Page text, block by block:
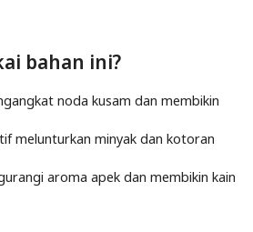
bahan ini?
noda kusam dan membikin
melunturkan minyak dan kotoran
aroma apek dan membikin kain